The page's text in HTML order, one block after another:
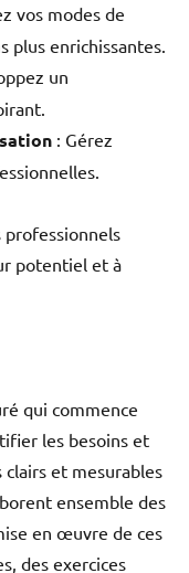
vos modes de
plus enrichissantes.
un
: Gérez
professionnels
potentiel et à
qui commence
les besoins et
et mesurables
ensemble des
en œuvre de ces
des exercices